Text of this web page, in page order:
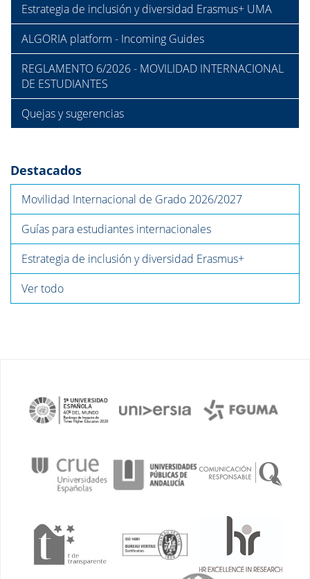
Estrategia de inclusión y diversidad Erasmus+ UMA
ALGORIA platform - Incoming Guides
REGLAMENTO 6/2026 - MOVILIDAD INTERNACIONAL
DE ESTUDIANTES
Quejas y sugerencias
Destacados
Movilidad Internacional de Grado 2026/2027
Guías para estudiantes internacionales
Estrategia de inclusión y diversidad Erasmus+
Ver todo